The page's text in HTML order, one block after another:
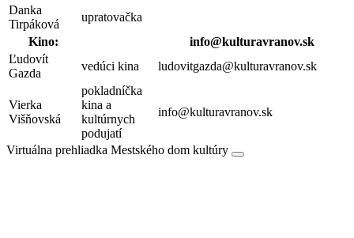
Danka
Tirpáková
upratovačka
Kino:
info@kulturavranov.sk
Ľudovít
Gazda
vedúci kina ludovitgazda@kulturavranov.sk
Vierka
Višňovská
pokladníčka
kina a
kultúrnych
podujatí
info@kulturavranov.sk
Virtuálna prehliadka Mestského dom kultúry